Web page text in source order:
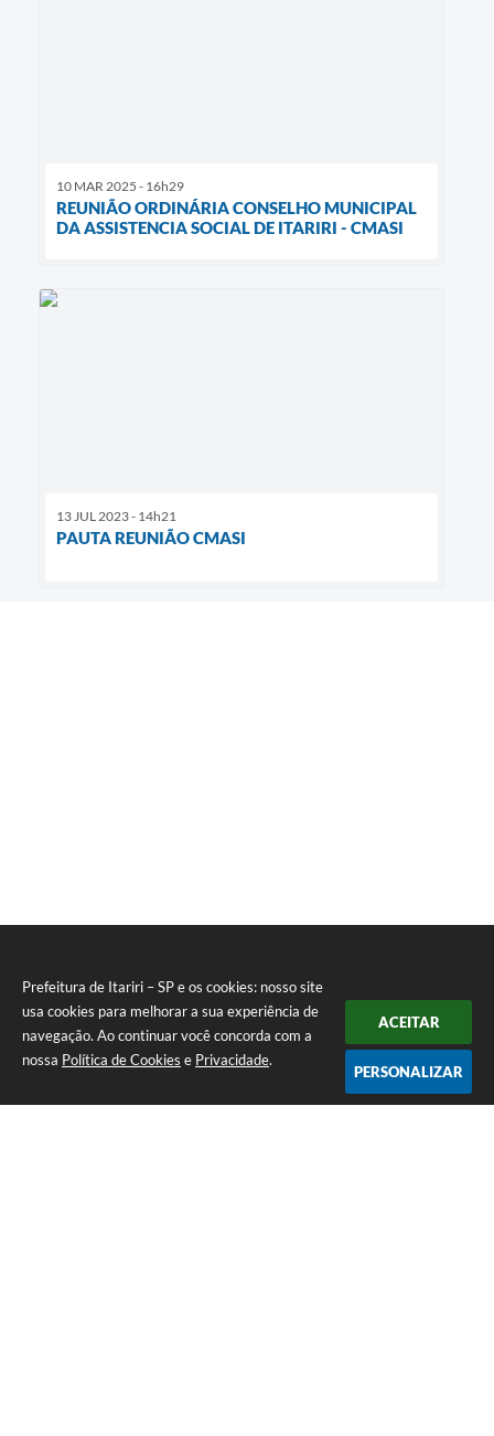
Prefeitura de Itariri – SP e os cookies: nosso site
usa cookies para melhorar a sua experiência de
navegação. Ao continuar você concorda com a
nossa Política de Cookies e Privacidade.
ACEITAR
PERSONALIZAR
10 MAR 2025 - 16h29
REUNIÃO ORDINÁRIA CONSELHO MUNICIPAL
DA ASSISTENCIA SOCIAL DE ITARIRI - CMASI
13 JUL 2023 - 14h21
PAUTA REUNIÃO CMASI